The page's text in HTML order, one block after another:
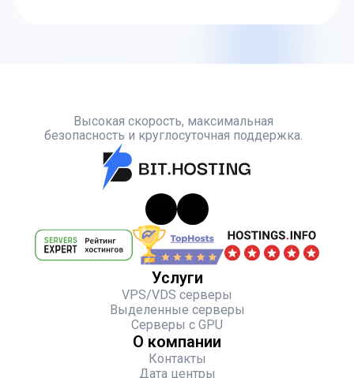
Высокая скорость, максимальная
безопасность и круглосуточная поддержка.
Услуги
VPS/VDS серверы
Выделенные серверы
Серверы с GPU
О компании
Контакты
Дата центры